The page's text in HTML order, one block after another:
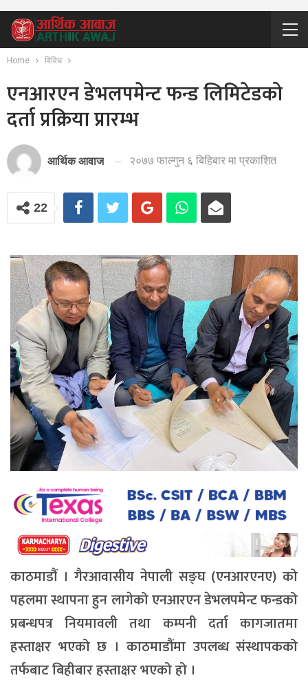
Home विविध
एनआरएन डेभलपमेन्ट फन्ड लिमिटेडको
दर्ता प्रक्रिया प्रारम्भ
आर्थिक आवाज २०७७ फाल्गुन ६ बिहिबार मा प्रकाशित
22
काठमाडौं । गैरआवासीय नेपाली सङ्घ (एनआरएनए) को
पहलमा स्थापना हुन लागेको एनआरएन डेभलपमेन्ट फन्डको
प्रबन्धपत्र नियमावली तथा कम्पनी दर्ता कागजातमा
हस्ताक्षर भएको छ । काठमाडौंमा उपलब्ध संस्थापकको
तर्फबाट बिहीबार हस्ताक्षर भएको हो ।